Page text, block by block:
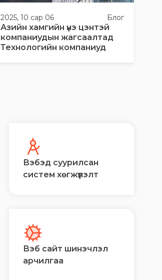
2025, 10 сар 06 Блог
Азийн хамгийн үнэ цэнтэй
компаниудын жагсаалтад
Технологийн компаниуд
Вэбэд суурилсан
систем хөгжүүлэлт
Вэб сайт шинэчлэл
арчилгаа